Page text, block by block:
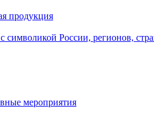
продукция
символикой России, регионов,
мероприятия